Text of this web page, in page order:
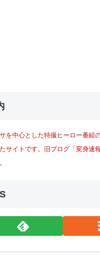
を中心とした特撮ヒーロー番組
サイトです。旧ブログ「変身速